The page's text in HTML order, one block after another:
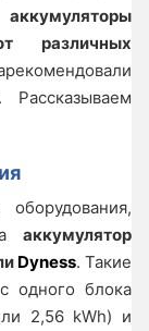
различных
аккумулятор
Dyness. Такие
одного блока
2,56 kWh) и